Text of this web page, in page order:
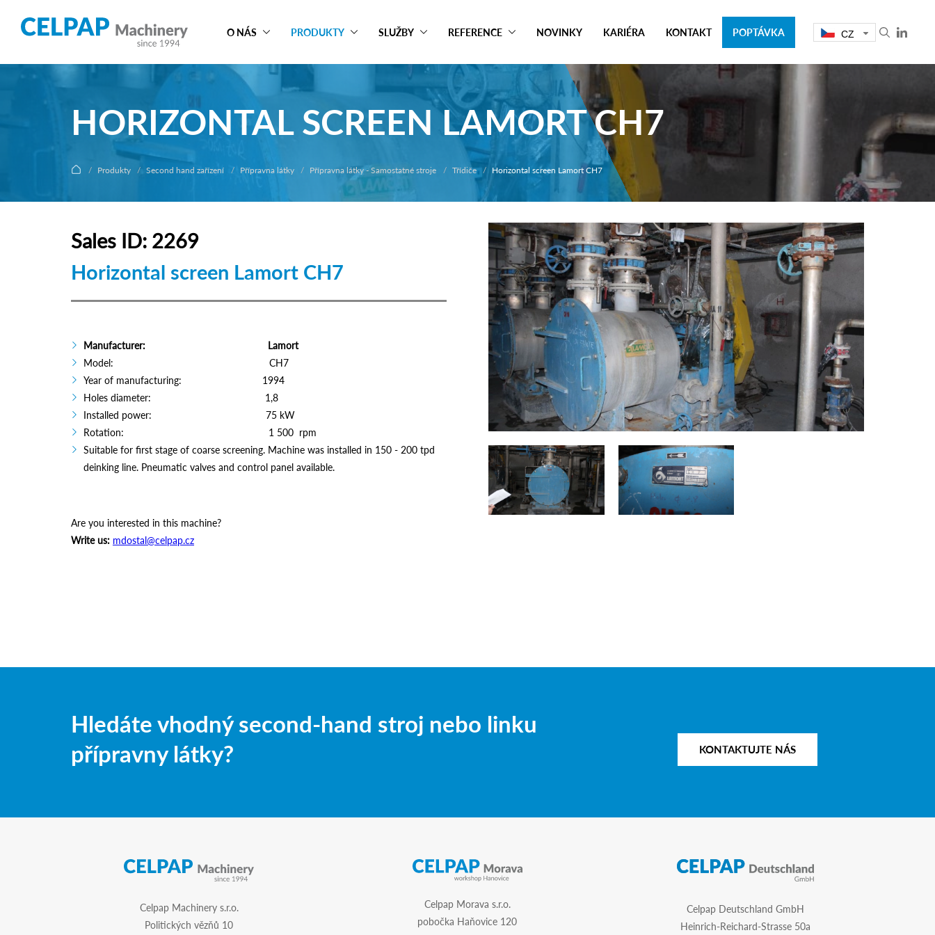
O NÁS PRODUKTY SLUŽBY REFERENCE NOVINKY KARIÉRA KONTAKT POPTÁVKA CZ
HORIZONTAL SCREEN LAMORT CH7
Produkty Second hand zařízení Přípravna látky Přípravna látky - Samostatné stroje Třídiče Horizontal screen Lamort CH7
Sales ID: 2269
Horizontal screen Lamort CH7
Manufacturer: Lamort
Model: CH7
Year of manufacturing: 1994
Holes diameter: 1,8
Installed power: 75 kW
Rotation: 1 500 rpm
Suitable for first stage of coarse screening. Machine was installed in 150 - 200 tpd
deinking line. Pneumatic valves and control panel available.
Are you interested in this machine?
Write us: mdostal@celpap.cz
Hledáte vhodný second-hand stroj nebo linku
přípravny látky?
KONTAKTUJTE NÁS
Celpap Machinery s.r.o.
Politických vězňů 10
Celpap Morava s.r.o.
pobočka Haňovice 120
Celpap Deutschland GmbH
Heinrich-Reichard-Strasse 50a